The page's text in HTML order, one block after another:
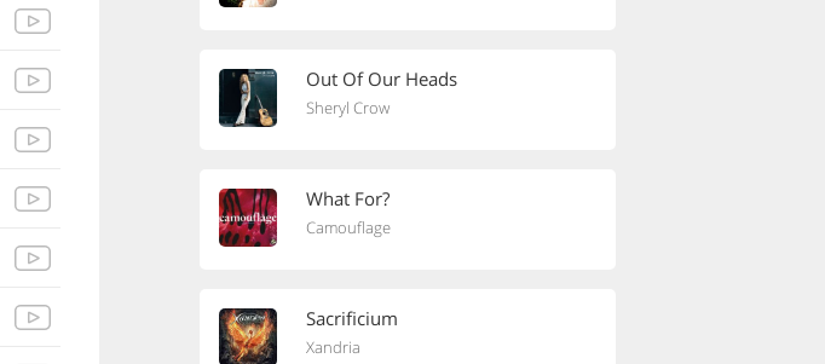
Out Of Our Heads
Sheryl Crow
What For?
Camouflage
Sacrificium
Xandria